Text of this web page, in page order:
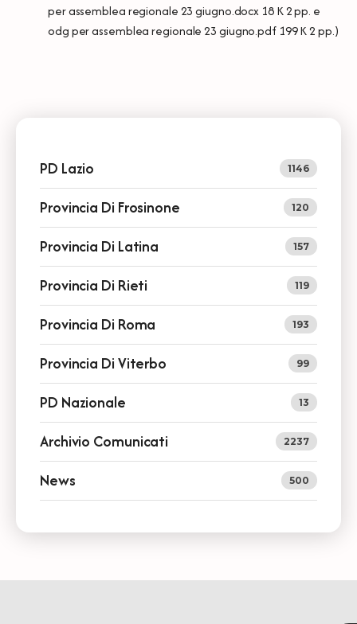
per assemblea regionale 23 giugno.docx 18 K 2 pp. e
odg perassemblea regionale 23 giugno.pdf199 K 2 pp.)
PD Lazio 1146
Provincia Di Frosinone 120
Provincia Di Latina 157
Provincia Di Rieti 119
Provincia Di Roma 193
Provincia Di Viterbo 99
PD Nazionale 13
Archivio Comunicati 2237
News 500